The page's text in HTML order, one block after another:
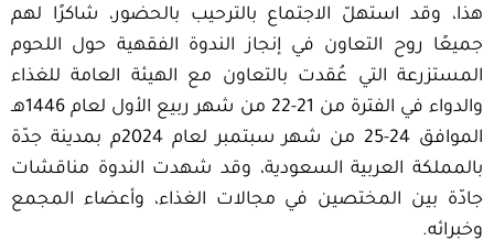
هذا، وقد استهلّ الاجتماع بالترحيب بالحضور، شاكرًا لهم
جميعًا روح التعاون في إنجاز الندوة الفقهية حول اللحوم
المستزرعة التي عُقدت بالتعاون مع الهيئة العامة للغذاء
والدواء في الفترة من 21-22 من شهر ربيع الأول لعام 1446هـ
الموافق 24-25 من شهر سبتمبر لعام 2024م بمدينة جدّة
بالمملكة العربية السعودية، وقد شهدت الندوة مناقشات
جادّة بين المختصين في مجالات الغذاء، وأعضاء المجمع
وخبرائه.